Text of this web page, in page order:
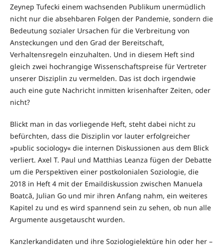
Zeynep Tufecki einem wachsenden Publikum unermüdlich
nicht nur die absehbaren Folgen der Pandemie, sondern die
Bedeutung sozialer Ursachen für die Verbreitung von
Ansteckungen und den Grad der Bereitschaft,
Verhaltensregeln einzuhalten. Und in diesem Heft sind
gleich zwei hochrangige Wissenschaftspreise für Vertreter
unserer Disziplin zu vermelden. Das ist doch irgendwie
auch eine gute Nachricht inmitten krisenhafter Zeiten, oder
nicht?
Blickt man in das vorliegende Heft, steht dabei nicht zu
befürchten, dass die Disziplin vor lauter erfolgreicher
»public sociology« die internen Diskussionen aus dem Blick
verliert. Axel T. Paul und Matthias Leanza fügen der Debatte
um die Perspektiven einer postkolonialen Soziologie, die
2018 in Heft 4 mit der Emaildiskussion zwischen Manuela
Boatcă, Julian Go und mir ihren Anfang nahm, ein weiteres
Kapitel zu und es wird spannend sein zu sehen, ob nun alle
Argumente ausgetauscht wurden.
Kanzlerkandidaten und ihre Soziologielektüre hin oder her –